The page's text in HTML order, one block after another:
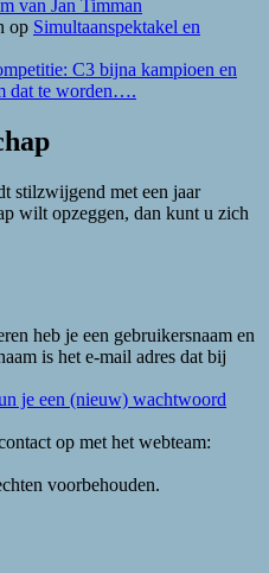
van Jan Timman
op Simultaanspektakel en
C3 bijna kampioen en
dat te worden….
stilzwijgend met een jaar
wilt opzeggen, dan kunt u zich
heb je een gebruikersnaam en
is het e-mail adres dat bij
je een (nieuw) wachtwoord
op met het webteam:
voorbehouden.